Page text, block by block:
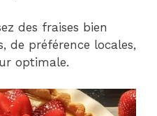
des fraises bien
de préférence locales,
optimale.